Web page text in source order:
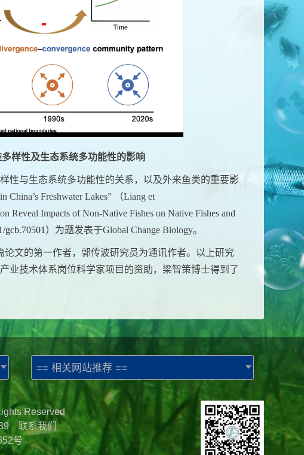
样性及生态系统多功能性的影响
性与生态系统多功能性的关系，以及外来鱼类的重要影
China’s Freshwater Lakes” （Liang et
Reveal Impacts of Non-Native Fishes on Native Fishes and
gcb.70501 ）为题发表于Global Change Biology。
论文的第一作者，郭传波研究员为通讯作者。以上研究
业技术体系岗位科学家项目的资助，梁智策博士得到了
== 相关网站推荐 ==
Reserved
联系我们
号